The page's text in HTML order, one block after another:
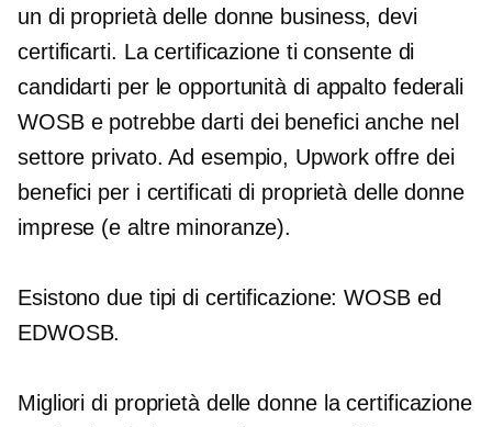
un di proprietà delle donne business, devi
certificarti. La certificazione ti consente di
candidarti per le opportunità di appalto federali
WOSB e potrebbe darti dei benefici anche nel
settore privato. Ad esempio, Upwork offre dei
benefici per i certificatidi proprietà delle donne
imprese (e altre minoranze).
Esistono due tipi di certificazione: WOSB ed
EDWOSB.
Miglioridi proprietà delle donnela certificazione